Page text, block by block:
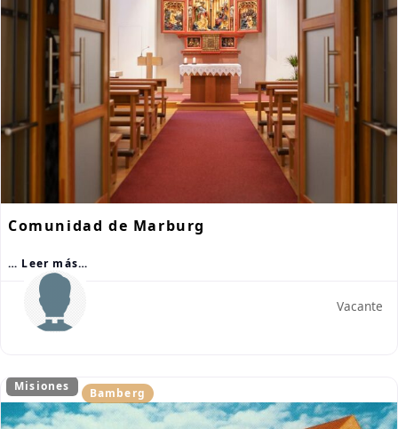
Comunidad de Marburg
… Leer más…
Vacante
Misiones Bamberg